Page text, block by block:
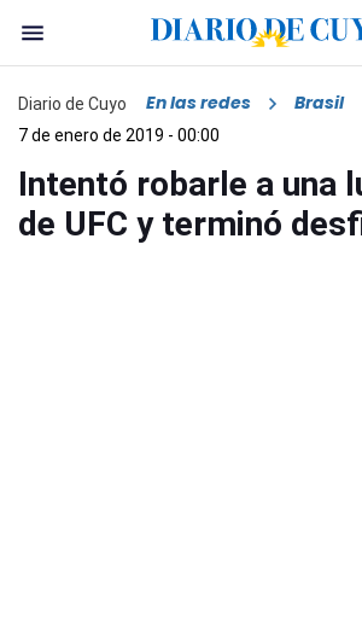
Diario de Cuyo En las redes Brasil
7 de enero de 2019 - 00:00
Intentó robarle a una
de UFC y terminó